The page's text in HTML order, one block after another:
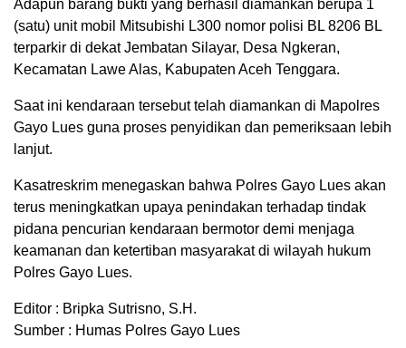
Adapun barang bukti yang berhasil diamankan berupa 1
(satu) unit mobil Mitsubishi L300 nomor polisi BL 8206 BL
terparkir di dekat Jembatan Silayar, Desa Ngkeran,
Kecamatan Lawe Alas, Kabupaten Aceh Tenggara.
Saat ini kendaraan tersebut telah diamankan di Mapolres
Gayo Lues guna proses penyidikan dan pemeriksaan lebih
lanjut.
Kasatreskrim menegaskan bahwa Polres Gayo Lues akan
terus meningkatkan upaya penindakan terhadap tindak
pidana pencurian kendaraan bermotor demi menjaga
keamanan dan ketertiban masyarakat di wilayah hukum
Polres Gayo Lues.
Editor : Bripka Sutrisno, S.H.
Sumber : Humas Polres Gayo Lues